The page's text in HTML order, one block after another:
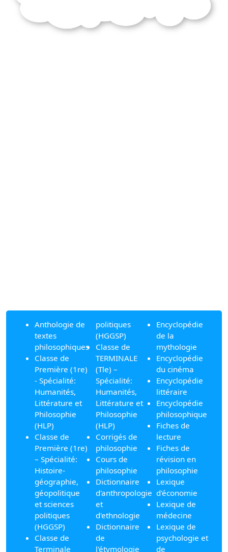
parti socialiste dès1920
Anthologie de
textes
philosophiques
Classe de
Première (1re)
- Spécialité:
Humanités,
Littérature et
Philosophie
(HLP)
Classe de
Première (1re)
– Spécialité:
Histoire-
géographie,
géopolitique
et sciences
politiques
(HGGSP)
Classe de
Terminale
politiques
(HGGSP)
Classe de
TERMINALE
(Tle) –
Spécialité:
Humanités,
Littérature et
Philosophie
(HLP)
Corrigés de
philosophie
Cours de
philosophie
Dictionnaire
d'anthropologie
et
d'ethnologie
Dictionnaire
de
l'étymologie
Encyclopédie
de la
mythologie
Encyclopédie
du cinéma
Encyclopédie
littéraire
Encyclopédie
philosophique
Fiches de
lecture
Fiches de
révision en
philosophie
Lexique
d'économie
Lexique de
médecine
Lexique de
psychologie et
de